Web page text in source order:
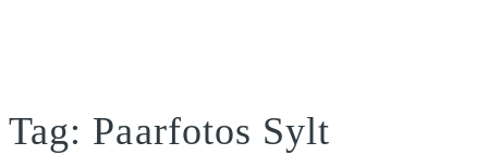
Tag: Paarfotos Sylt